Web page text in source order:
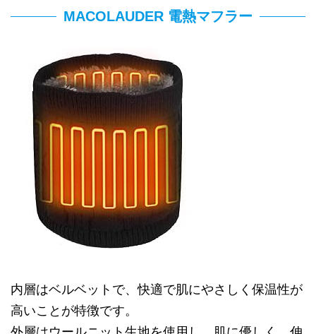
MACOLAUDER 電熱マフラー
内層はベルベットで、快適で肌にやさしく保温性が
高いことが特徴です。